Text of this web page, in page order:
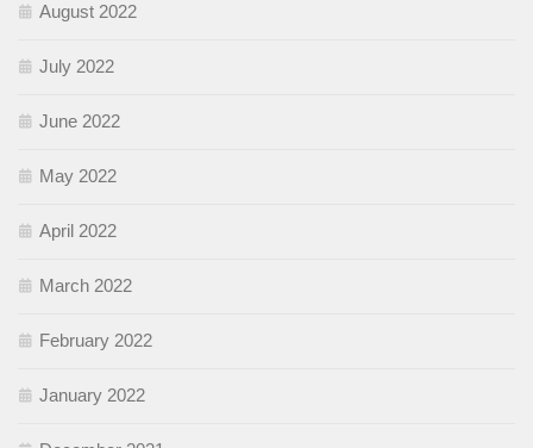
August 2022
July 2022
June 2022
May 2022
April 2022
March 2022
February 2022
January 2022